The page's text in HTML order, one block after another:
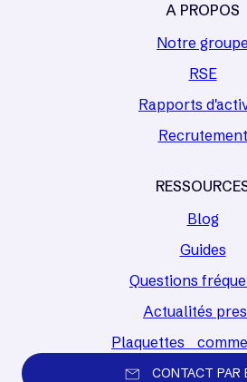
A PROPOS
Notre groupe
RSE
Rapports
Recrutement
Blog
Guides
Questions
Actualités
Plaquettes
CONTACT PAR